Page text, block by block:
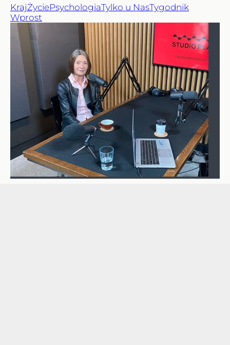
KrajŻyciePsychologiaTylko u NasTygodnik
Wprost